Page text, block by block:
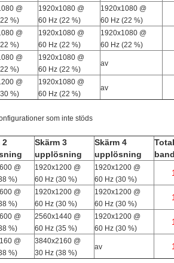
@
%)
1920x1080 @
60 Hz (22 %)
1920x1080 @
60 Hz (22 %)
@
%)
1920x1080 @
60 Hz (22 %)
1920x1080 @
60 Hz (22 %)
@
%)
1920x1080 @
60 Hz (22 %)
av
@
%)
1920x1080 @
60 Hz (22 %)
av
som inte stöds
2
Skärm 3
upplösning
Skärm 4
upplösning
@
%)
1920x1200 @
60 Hz (30 %)
1920x1200 @
60 Hz (30 %)
@
%)
1920x1200 @
60 Hz (30 %)
1920x1200 @
60 Hz (30 %)
@
%)
2560x1440 @
60 Hz (35 %)
1920x1200 @
60 Hz (30 %)
@
%)
3840x2160 @
30 Hz (38 %)
av